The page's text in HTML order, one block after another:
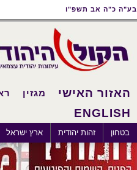
בע"ה כ"ה אב תשפ"ו
האזור האישי מגזין
בטחון זהות יהודית ארץ ישראל
ENGLISH